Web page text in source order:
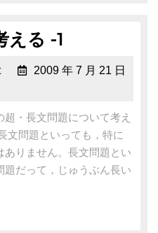
える -1
2009 年 7 月 21 日
・長文問題について考え
文問題といっても，特に
りません。長文問題とい
題だって，じゅうぶん長い